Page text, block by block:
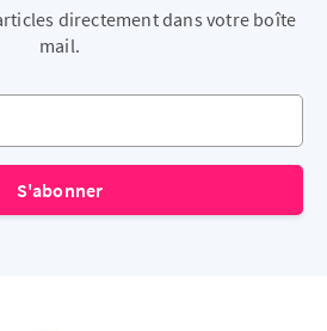
directement dans votre boîte
mail.
S'abonner